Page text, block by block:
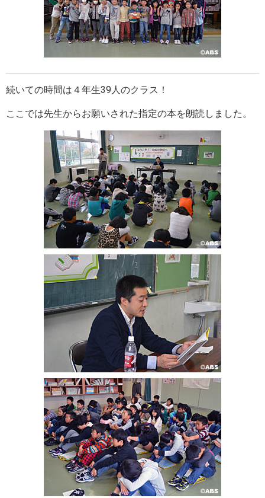
続いての時間は４年生39人のクラス！
ここでは先生からお願いされた指定の本を朗読しました。